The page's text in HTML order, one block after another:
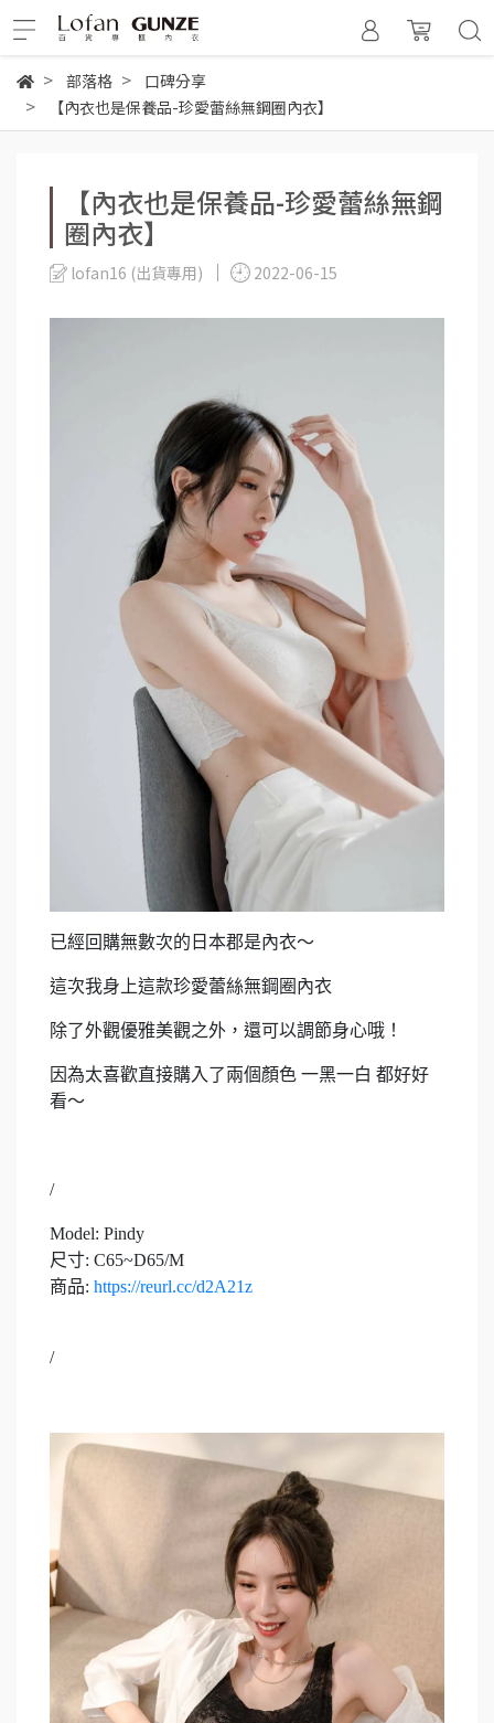
部落格
口碑分享
【內衣也是保養品-珍愛蕾絲無鋼圈內衣】
【內衣也是保養品-珍愛蕾絲無鋼
圈內衣】
lofan16 (出貨專用) 2022-06-15
已經回購無數次的日本郡是內衣～
這次我身上這款珍愛蕾絲無鋼圈內衣
除了外觀優雅美觀之外，還可以調節身心哦！
因為太喜歡直接購入了兩個顏色 一黑一白 都好好
看～
/
Model: Pindy
尺寸: C65~D65/M
商品: https://reurl.cc/d2A21z
/